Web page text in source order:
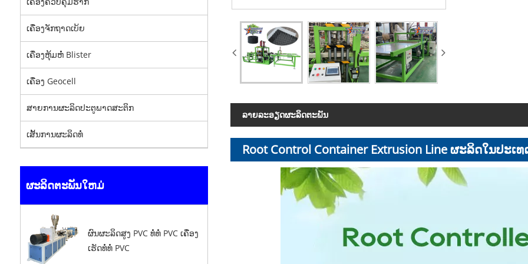
ເຄື່ອງຈັກຖາດເບ້ຍ
ເຄື່ອງຫຸ້ມຫໍ່ Blister
ເຄື່ອງ Geocell
ສາຍການຜະລິດປະຕູພາດສະຕິກ
ເສັ້ນການຜະລິດທໍ່
ຜະລິດຕະພັນໃຫມ່
ຜົນຜະລິດສູງ PVC ທໍ່ທໍ່ PVC ເຄື່ອງ
ເຮັດທໍ່ທໍ່ PVC
ລາຍ​ລະ​ອຽດ​ຜະ​ລິດ​ຕະ​ພັນ
Root Control Container Extrusion Line ຜະລິດໃນປະເ